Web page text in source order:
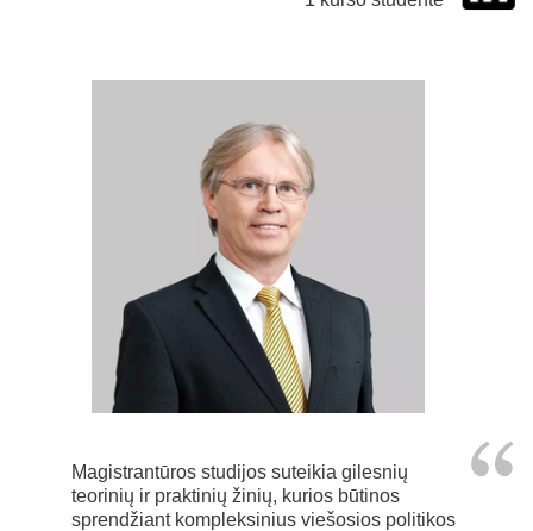
Magistrantūros studijos suteikia gilesnių
teorinių ir praktinių žinių, kurios būtinos
sprendžiant kompleksinius viešosios politikos